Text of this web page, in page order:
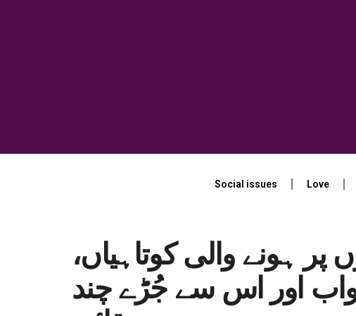
Social issues Love
پر ہونے والی کوتاہیاں،
اور اس سے جُڑے چند